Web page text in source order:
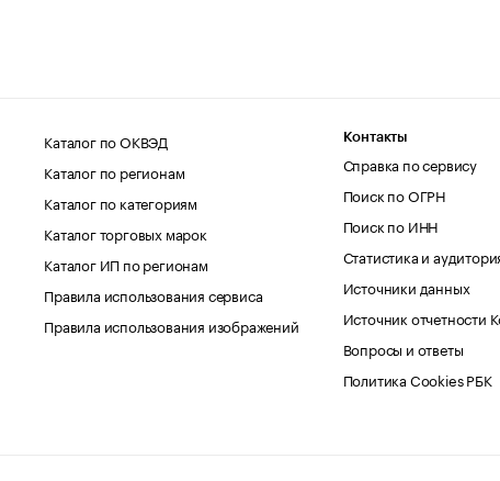
Каталог по ОКВЭД
Каталог по регионам
Каталог по категориям
Каталог торговых марок
Каталог ИП по регионам
Правила использования сервиса
Правила использования изображений
Контакты
Справка по сервису
Поиск по ОГРН
Поиск по ИНН
Статистика и
Источники данных
Источник отчетности
Вопросы и ответы
Политика Cookies РБК